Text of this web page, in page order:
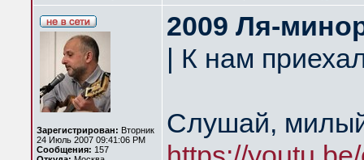
Зарегистрирован: Вторник
24 Июль 2007 09:41:06 PM
Сообщения: 157
2009 Ля-
| К нам
Слушай,